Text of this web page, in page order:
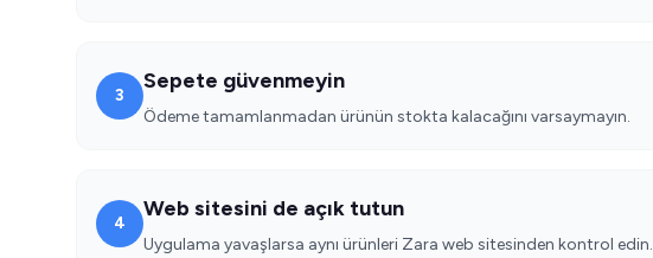
3
Sepete güvenmeyin
Ödeme tamamlanmadan ürünün stokta kalacağını varsaymayın.
4
Web sitesini de açık tutun
Uygulama yavaşlarsa aynı ürünleri Zara web sitesinden kontrol edin.